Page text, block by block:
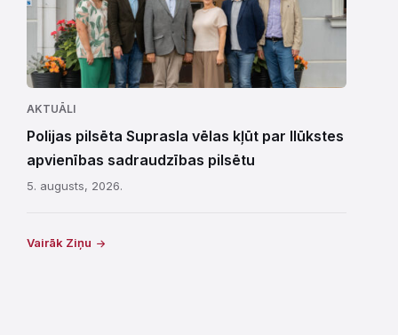
AKTUĀLI
Polijas pilsēta Suprasla vēlas kļūt par Ilūkstes
apvienības sadraudzības pilsētu
5. augusts, 2026.
Vairāk Ziņu